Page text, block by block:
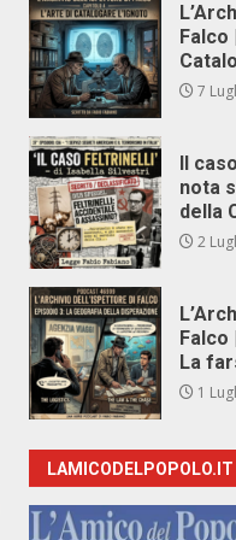
Falco
7
Il
nota
della
2
Falco
La
1
LAMICODELPOPOLO.IT